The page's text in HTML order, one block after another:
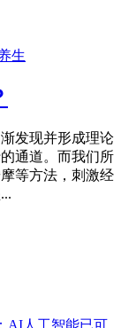
生
发现并形成理论
通道。而我们所
等方法，刺激经